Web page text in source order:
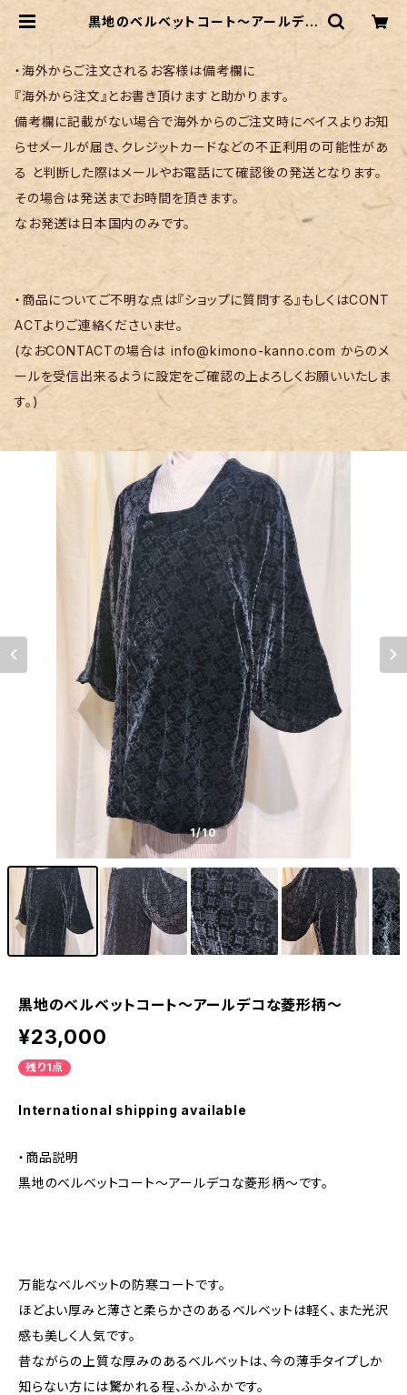
黒地のベルベットコート〜アールデコ
な菱形柄〜 | リサイクル着物 菅野
・海外からご注文されるお客様は備考欄に
『海外から注文』とお書き頂けますと助かります。
備考欄に記載がない場合で海外からのご注文時にベイスよりお知
らせメールが届き、クレジットカードなどの不正利用の可能性があ
る と判断した際はメールやお電話にて確認後の発送となります。
その場合は発送までお時間を頂きます。
なお発送は日本国内のみです。
・商品についてご不明な点は『ショップに質問する』もしくはCONT
ACTよりご連絡くださいませ。
(なおCONTACTの場合はinfo@kimono-kanno.com からのメ
ールを受信出来るように設定をご確認の上よろしくお願いいたしま
す。)
1/10
黒地のベルベットコート〜アールデコな菱形柄〜
¥23,000
残り1点
International shipping available
・商品説明
黒地のベルベットコート〜アールデコな菱形柄〜です。
万能なベルベットの防寒コートです。
ほどよい厚みと薄さと柔らかさのあるベルベットは軽く、また光沢
感も美しく人気です。
昔ながらの上質な厚みのあるベルベットは、今の薄手タイプしか
知らない方には驚かれる程、ふかふかです。